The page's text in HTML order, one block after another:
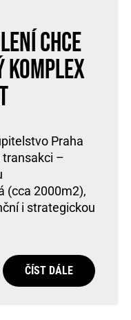
CHCE
KOMPLEX
Praha
transakci –
(cca 2000m2),
i strategickou
ČÍST DÁLE